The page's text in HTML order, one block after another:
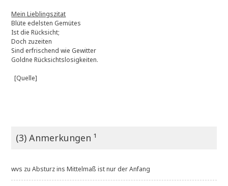
Mein Lieblingszitat
Blüte edelsten Gemütes
Ist die Rücksicht;
Doch zuzeiten
Sind erfrischend wie Gewitter
Goldne Rücksichtslosigkeiten.
[Quelle]
(3) Anmerkungen ¹
wvs zuAbsturz ins Mittelmaß ist nur der Anfang